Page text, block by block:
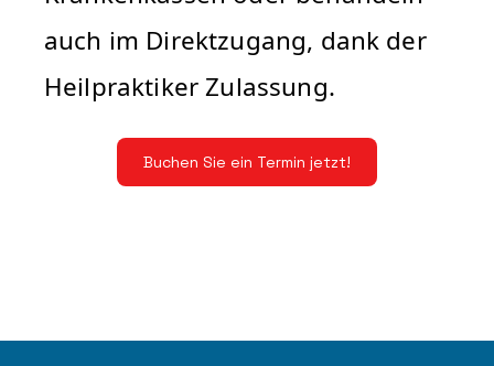
auch im Direktzugang, dank der
Heilpraktiker Zulassung.
Buchen Sie ein Termin jetzt!